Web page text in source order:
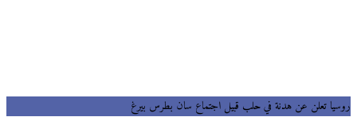
تعلن عن هدنة في حلب قبيل اجتماع سان بطرس بيرغ